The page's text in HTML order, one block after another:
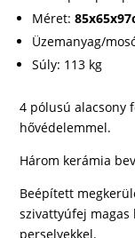
Méret:
Üzemanyag/
Súly: 113 kg
4 pólusú alacsony
hővédelemmel.
Három kerámia
Beépített
szivattyúfej magas
perselyekkel.